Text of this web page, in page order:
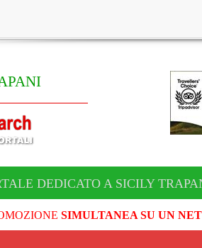
DEDICATO A SICILY
SIMULTANEA SU UN